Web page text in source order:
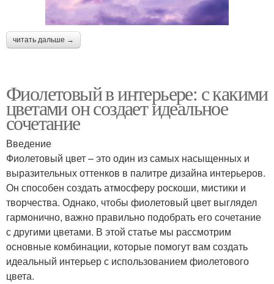
читать дальше →
Фиолетовый в интерьере: с какими
цветами он создает идеальное
сочетание
Введение
Фиолетовый цвет – это один из самых насыщенных и
выразительных оттенков в палитре дизайна интерьеров.
Он способен создать атмосферу роскоши, мистики и
творчества. Однако, чтобы фиолетовый цвет выглядел
гармонично, важно правильно подобрать его сочетание
с другими цветами. В этой статье мы рассмотрим
основные комбинации, которые помогут вам создать
идеальный интерьер с использованием фиолетового
цвета.